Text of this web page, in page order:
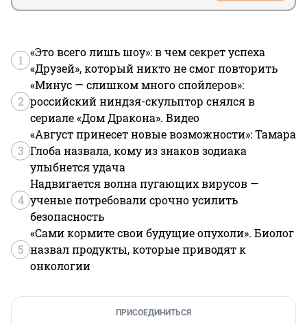
1
«Это всего лишь шоу»: в чем секрет успеха
«Друзей», который никто не смог повторить
2
«Минус — слишком много спойлеров»:
российский ниндзя-скульптор снялся в
сериале «Дом Дракона». Видео
3
«Август принесет новые возможности»: Тамара
Глоба назвала, кому из знаков зодиака
улыбнется удача
4
Надвигается волна пугающих вирусов —
ученые потребовали срочно усилить
безопасность
5
«Сами кормите свои будущие опухоли». Биолог
назвал продукты, которые приводят к
онкологии
ПРИСОЕДИНИТЬСЯ